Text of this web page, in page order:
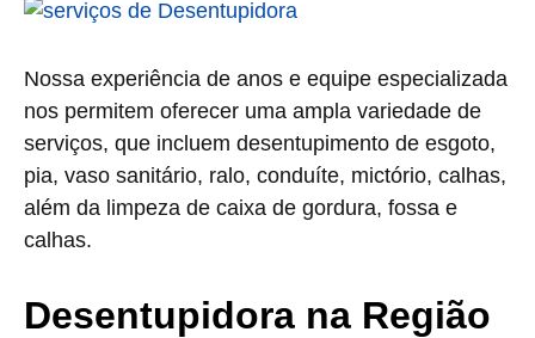
Nossa experiência de anos e equipe especializada
nos permitem oferecer uma ampla variedade de
serviços, que incluem desentupimento de esgoto,
pia, vaso sanitário, ralo, conduíte, mictório, calhas,
além da limpeza de caixa de gordura, fossa e
calhas.
Desentupidora na Região